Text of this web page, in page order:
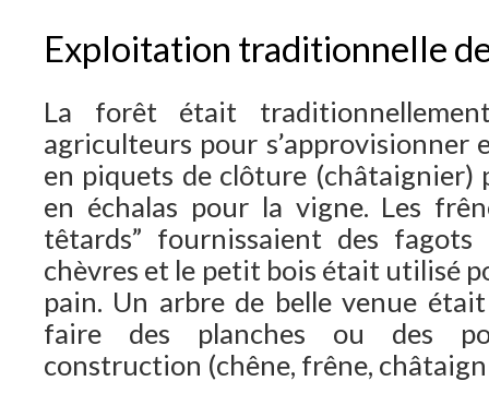
Exploitation traditionnelle
La forêt était
agriculteurs pour s’approvisionner
en piquets de clôture (châtaignier)
en échalas pour la vigne. Les
têtards” fournissaient des
chèvres et le petit bois était utilisé
pain. Un arbre de belle venue
faire des planches ou des
construction (chêne, frêne,